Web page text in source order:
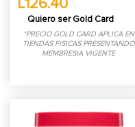
L126.40
Quiero ser Gold Card
*PRECIO GOLD CARD APLICA EN
TIENDAS FISICAS PRESENTANDO
MEMBRESIA VIGENTE